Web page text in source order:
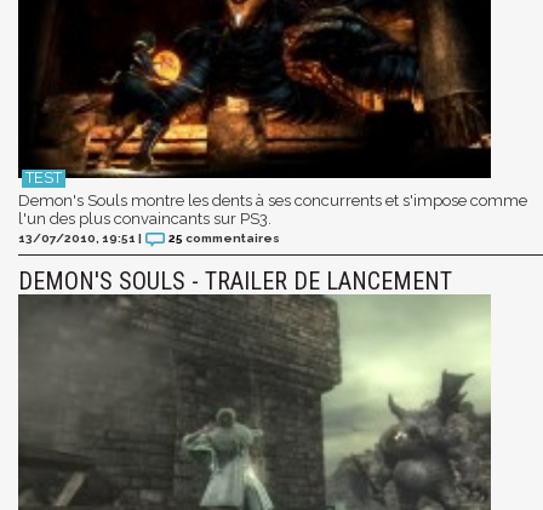
Demon's Souls montre les dents à ses concurrents et s'impose comme
l'un des plus convaincants sur PS3.
13/07/2010, 19:51 | 25 commentaires
DEMON'S SOULS - TRAILER DE LANCEMENT